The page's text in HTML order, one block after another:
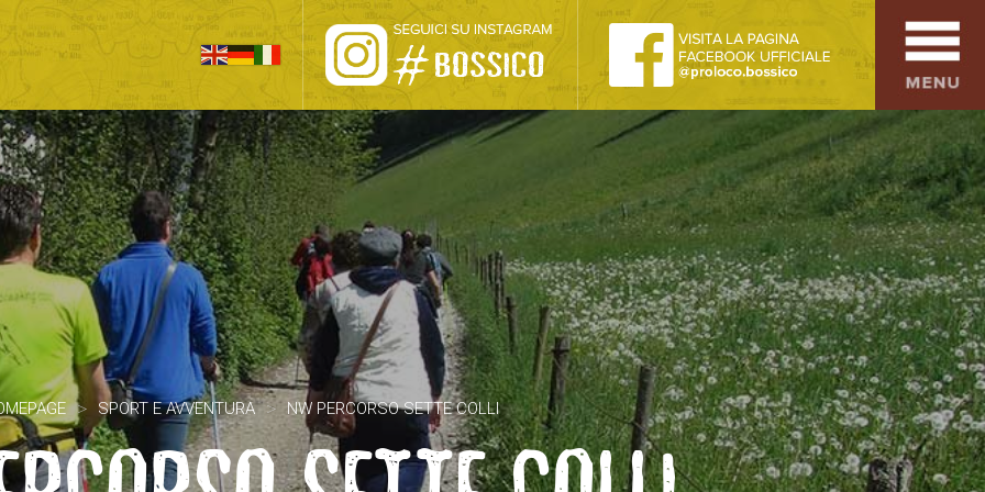
HOME
PRO LOCO
L’ALTOPIANO
EVENTI
PROMOZIONI
ASSOCIAZIONI
OSPITALITÀ
SAPORI TIPICI
ARTE E CULTURA
COMMERCIO
DINTORNI
CONTATTI
> SPORT E AVVENTURA > NW PERCORSO SETTE COLLI